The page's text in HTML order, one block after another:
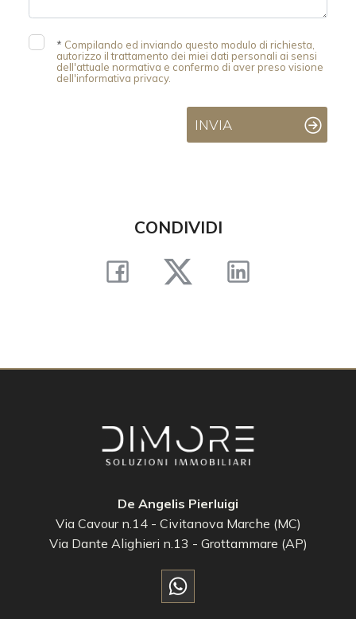
* Compilando ed inviando questo modulo di richiesta,
autorizzo il trattamento dei miei dati personali ai sensi
dell'attuale normativa e confermo di aver preso visione
dell'informativa privacy.
INVIA
CONDIVIDI
De Angelis Pierluigi
Via Cavour n.14 - Civitanova Marche (MC)
Via Dante Alighieri n.13 - Grottammare (AP)